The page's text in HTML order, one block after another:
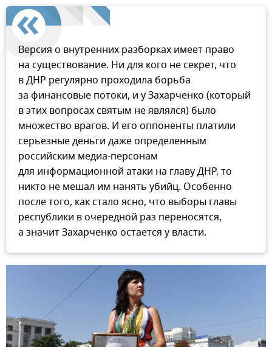
Версия о внутренних разборках имеет право
на существование. Ни для кого не секрет, что
в ДНР регулярно проходила борьба
за финансовые потоки, и у Захарченко (который
в этих вопросах святым не являлся) было
множество врагов. И его оппоненты платили
серьезные деньги даже определенным
российским медиа-персонам
для информационной атаки на главу ДНР, то
никто не мешал им нанять убийц. Особенно
после того, как стало ясно, что выборы главы
республики в очередной раз переносятся,
а значит Захарченко остается у власти.